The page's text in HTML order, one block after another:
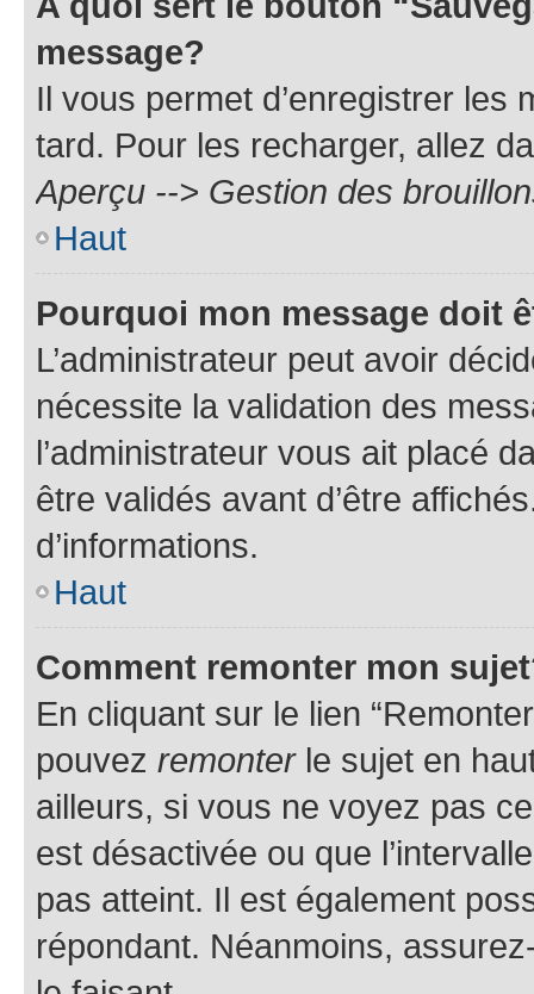
message?
Il vous permet d’enregistrer
tard. Pour les recharger, allez
Aperçu --> Gestion des
Haut
Pourquoi mon message doit
L’administrateur peut avoir
nécessite la validation des
l’administrateur vous ait placé
être validés avant d’être
d’informations.
Haut
Comment remonter mon
En cliquant sur le lien
pouvez remonterle sujet en
ailleurs, si vous ne voyez pas
est désactivée ou que
pas atteint. Il est également
répondant. Néanmoins,